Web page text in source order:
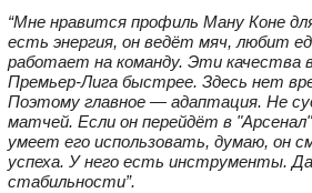
“Мне нравится профиль Ману Коне
есть энергия, он ведёт мяч, любит
работает на команду. Эти качества
Премьер-Лига быстрее. Здесь нет
Поэтому главное — адаптация. Не
матчей. Если он перейдёт в
умеет его использовать, думаю, он
успеха. У него есть инструменты.
стабильности”.